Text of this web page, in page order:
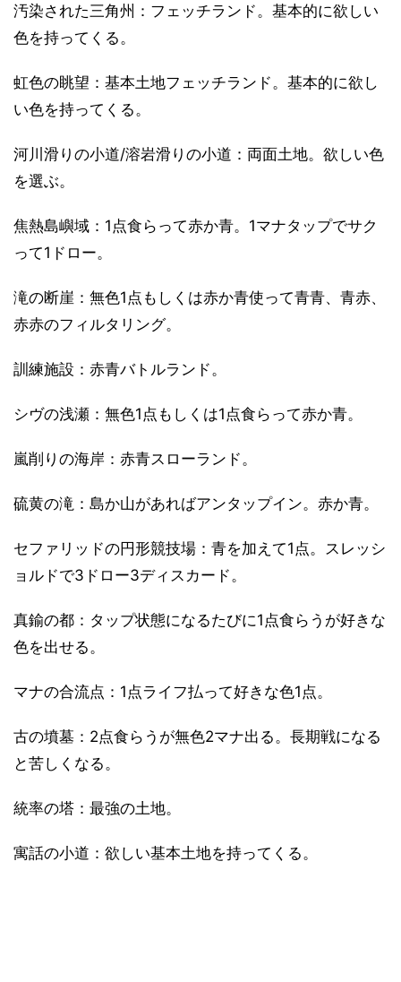
汚染された三角州：フェッチランド。基本的に欲しい
色を持ってくる。
虹色の眺望：基本土地フェッチランド。基本的に欲し
い色を持ってくる。
河川滑りの小道/溶岩滑りの小道：両面土地。欲しい色
を選ぶ。
焦熱島嶼域：1点食らって赤か青。1マナタップでサク
って1ドロー。
滝の断崖：無色1点もしくは赤か青使って青青、青赤、
赤赤のフィルタリング。
訓練施設：赤青バトルランド。
シヴの浅瀬：無色1点もしくは1点食らって赤か青。
嵐削りの海岸：赤青スローランド。
硫黄の滝：島か山があればアンタップイン。赤か青。
セファリッドの円形競技場：青を加えて1点。スレッシ
ョルドで3ドロー3ディスカード。
真鍮の都：タップ状態になるたびに1点食らうが好きな
色を出せる。
マナの合流点：1点ライフ払って好きな色1点。
古の墳墓：2点食らうが無色2マナ出る。長期戦になる
と苦しくなる。
統率の塔：最強の土地。
寓話の小道：欲しい基本土地を持ってくる。